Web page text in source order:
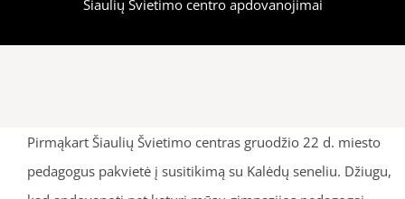
Šiaulių Švietimo centro apdovanojimai
Pirmąkart Šiaulių Švietimo centras gruodžio 22 d. miesto
pedagogus pakvietė į susitikimą su Kalėdų seneliu. Džiugu,